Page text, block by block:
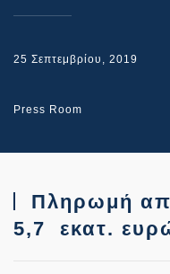
25 Σεπτεμβρίου, 2019
Press Room
Πληρωμή
5,7 εκατ.